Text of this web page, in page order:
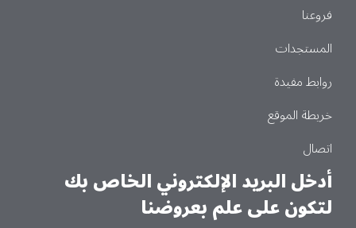
فروعنا
المستجدات
روابط مفيدة
خريطة الموقع
اتصال
أدخل البريد الإلكتروني الخاص بك
لتكون على علم بعروضنا